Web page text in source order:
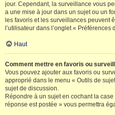
jour. Cependant, la surveillance vous
a une mise à jour dans un sujet ou un
les favoris et les surveillances peuvent
l’utilisateur dans l’onglet « Préférences
Haut
Comment mettre en favoris ou
Vous pouvez ajouter aux favoris ou
approprié dans le menu « Outils de
sujet de discussion.
Répondre à un sujet en cochant la
réponse est postée » vous permettra